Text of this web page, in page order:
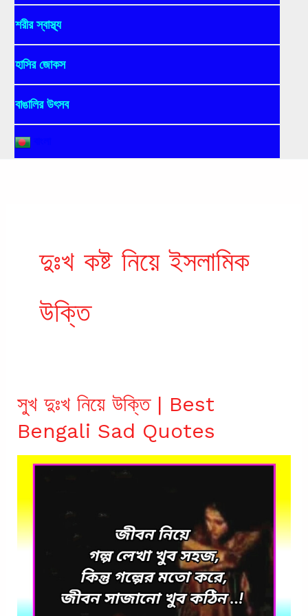
শরীর স্বাস্থ্য
হাসির জোকস
বাঙালির উৎসব
দুঃখ কষ্ট নিয়ে ইসলামিক
উক্তি
সুখ দুঃখ নিয়ে উক্তি | Best
Bengali Sad Quotes